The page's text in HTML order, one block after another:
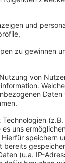
des
Sobald
das
geschlossen
über
“Made in